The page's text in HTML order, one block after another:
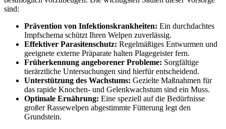
sind:
Prävention von Infektionskrankheiten: Ein durchdachtes
Impfschema schützt Ihren Welpen zuverlässig.
Effektiver Parasitenschutz: Regelmäßiges Entwurmen und
geeignete externe Präparate halten Plagegeister fern.
Früherkennung angeborener Probleme: Sorgfältige
tierärztliche Untersuchungen sind hierfür entscheidend.
Unterstützung des Wachstums: Gezielte Maßnahmen für
das rapide Knochen- und Gelenkwachstum sind ein Muss.
Optimale Ernährung: Eine speziell auf die Bedürfnisse
großer Rassewelpen abgestimmte Fütterung legt den
Grundstein.